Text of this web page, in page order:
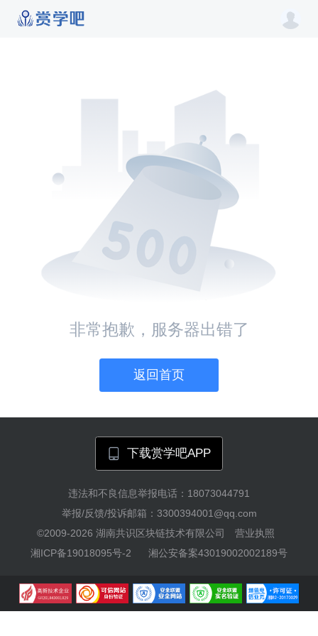
非常抱歉，服务器出错了
返回首页
下载赏学吧APP
违法和不良信息举报电话：18073044791
举报/反馈/投诉邮箱：3300394001@qq.com
©2009-2026 湖南共识区块链技术有限公司
营业执照
湘ICP备19018095号-2
湘公安备案43019002002189号